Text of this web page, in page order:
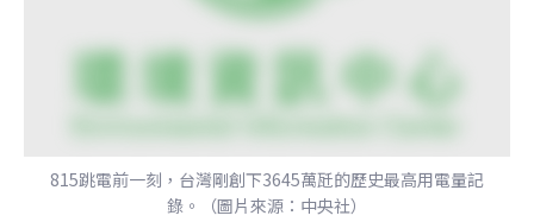
815跳電前一刻，台灣剛創下3645萬瓩的歷史最高用電量記
錄。（圖片來源：中央社）